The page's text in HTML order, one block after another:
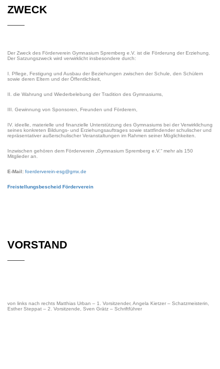
ZWECK
Der Zweck des Förderverein Gymnasium Spremberg e.V. ist die Förderung der Erziehung.
Der Satzungszweck wird verwirklicht insbesondere durch:
I. Pflege, Festigung und Ausbau der Beziehungen zwischen der Schule, den Schülern
sowie deren Eltern und der Öffentlichkeit,
II. die Wahrung und Wiederbelebung der Tradition des Gymnasiums,
III. Gewinnung von Sponsoren, Freunden und Förderern,
IV. ideelle, materielle und finanzielle Unterstützung des Gymnasiums bei der Verwirklichung
seines konkreten Bildungs- und Erziehungsauftrages sowie stattfindender schulischer und
repräsentativer außerschulischer Veranstaltungen im Rahmen seiner Möglichkeiten.
Inzwischen gehören dem Förderverein „Gymnasium Spremberg e.V.“ mehr als 150
Mitglieder an.
E-Mail: foerderverein-esg@gmx.de
Freistellungsbescheid Förderverein
VORSTAND
von links nach rechts Matthias Urban – 1. Vorsitzender, Angela Kietzer – Schatzmeisterin,
Esther Steppat – 2. Vorsitzende, Sven Grätz – Schriftführer